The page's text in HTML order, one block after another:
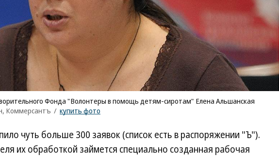
Фонда "Волонтеры в помощь детям-сиротам" Елена Альшанская
Коммерсантъ / купить фото
чуть больше 300 заявок (список есть в распоряжении "Ъ").
их обработкой займется специально созданная рабочая